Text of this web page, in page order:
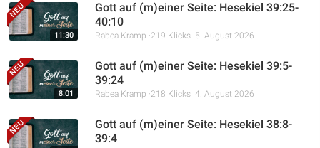
11:30
Gott auf (m)einer Seite: Hesekiel 39:25-
40:10
Rabea Kramp 219 Klicks 5. August 2026
8:01
Gott auf (m)einer Seite: Hesekiel 39:5-
39:24
Rabea Kramp 218 Klicks 4. August 2026
Gott auf (m)einer Seite: Hesekiel 38:8-
39:4